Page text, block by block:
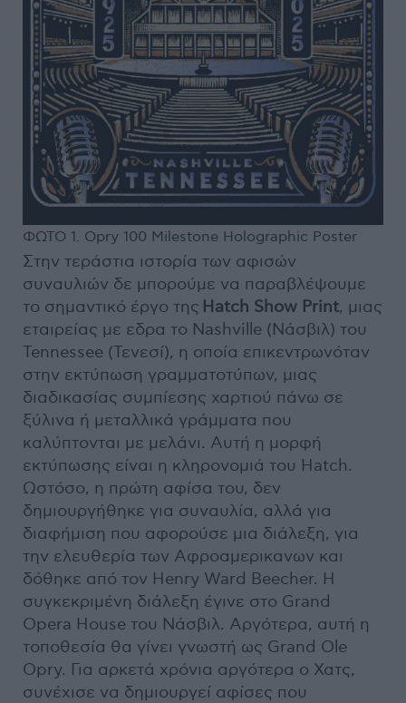
ΦΩΤΟ 1. Opry 100 Milestone Holographic Poster
Στην τεράστια ιστορία των αφισών
συναυλιών δε μπορούμε να παραβλέψουμε
το σημαντικό έργο της Hatch Show Print, μιας
εταιρείας με εδρα το Nashville (Νάσβιλ) του
Tennessee (Τενεσί), η οποία επικεντρωνόταν
στην εκτύπωση γραμματοτύπων, μιας
διαδικασίας συμπίεσης χαρτιού πάνω σε
ξύλινα ή μεταλλικά γράμματα που
καλύπτονται με μελάνι. Αυτή η μορφή
εκτύπωσης είναι η κληρονομιά του Hatch.
Ωστόσο, η πρώτη αφίσα του, δεν
δημιουργήθηκε για συναυλία, αλλά για
διαφήμιση που αφορούσε μια διάλεξη, για
την ελευθερία των Αφροαμερικανων και
δόθηκε από τον Henry Ward Beecher. Η
συγκεκριμένη διάλεξη έγινε στο Grand
Opera House του Νάσβιλ. Αργότερα, αυτή η
τοποθεσία θα γίνει γνωστή ως Grand Ole
Opry. Για αρκετά χρόνια αργότερα ο Χατς,
συνέχισε να δημιουργεί αφίσες που